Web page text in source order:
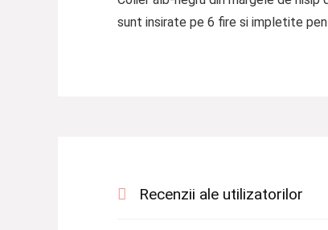
sunt insirate pe 6 fire si impletite
Recenzii ale utilizatorilor